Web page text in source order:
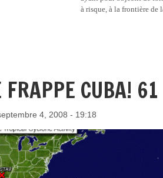
à risque, à la frontière de
FRAPPE CUBA!
4, 2008 - 19:18